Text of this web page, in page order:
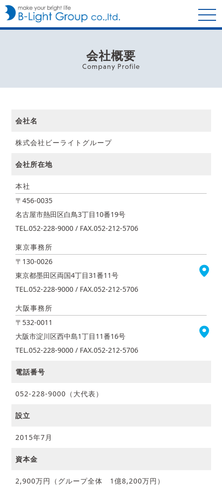
会社概要
Company Profile
会社名
株式会社ビーライトグループ
会社所在地
本社
〒456-0035
名古屋市熱田区白鳥3丁目10番19号
TEL.052-228-9000 / FAX.052-212-5706
東京事務所
〒130-0026
東京都墨田区両国4丁目31番11号
TEL.052-228-9000 / FAX.052-212-5706
大阪事務所
〒532-0011
大阪市淀川区西中島1丁目11番16号
TEL.052-228-9000 / FAX.052-212-5706
電話番号
052-228-9000（大代表）
設立
2015年7月
資本金
2,900万円（グループ全体 1億8,200万円）